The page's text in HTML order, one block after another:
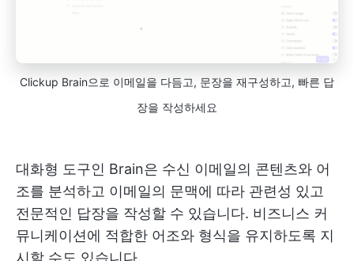
Clickup Brain으로 이메일을 다듬고, 문장을 재구성하고, 빠른 답
장을 작성하세요
대화형 도구인 Brain은 수신 이메일의 콘텐츠와 어
조를 분석하고 이메일의 문맥에 따라 관련성 있고
전문적인 답장을 작성할 수 있습니다. 비즈니스 커
뮤니케이션에 적합한 어조와 형식을 유지하도록 지
시할 수도 있습니다.